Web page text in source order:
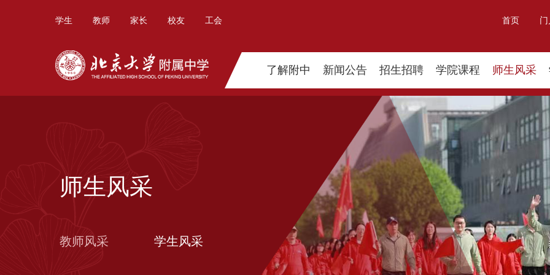
学生 教师 家长 校友 工会 首页 门
了解附中 新闻公告 招生招聘 学院课程 师生风采
师生风采
教师风采 学生风采